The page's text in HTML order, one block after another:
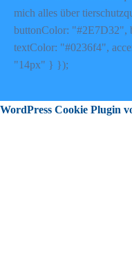
mich alles über
buttonColor: "#2E7D32",
textColor: "#0236f4",
"14px" } });
WordPress Cookie Plugin